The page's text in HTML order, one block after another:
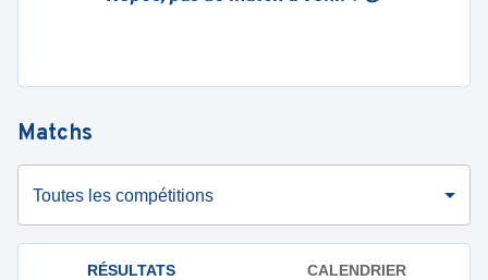
Matchs
Toutes les compétitions
RÉSULTATS CALENDRIER